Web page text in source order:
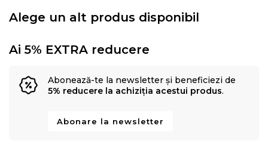
Alege un alt produs disponibil
Ai 5% EXTRA reducere
Abonează-te la newsletter și beneficiezi de
5% reducere la achiziția acestui produs.
Abonare la newsletter